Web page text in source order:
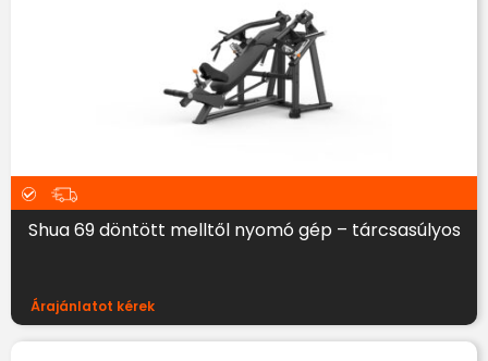
Shua 69 döntött melltől nyomó gép – tárcsasúlyos
Árajánlatot kérek